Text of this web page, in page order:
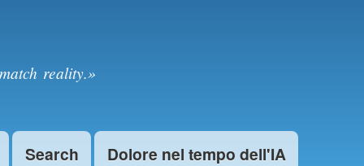
reality.»
Search
Dolore nel tempo dell'IA